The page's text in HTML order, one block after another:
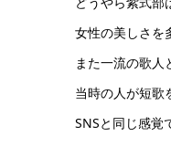
女性の美しさを
また一流の歌人
当時の人が短歌
SNSと同じ感覚